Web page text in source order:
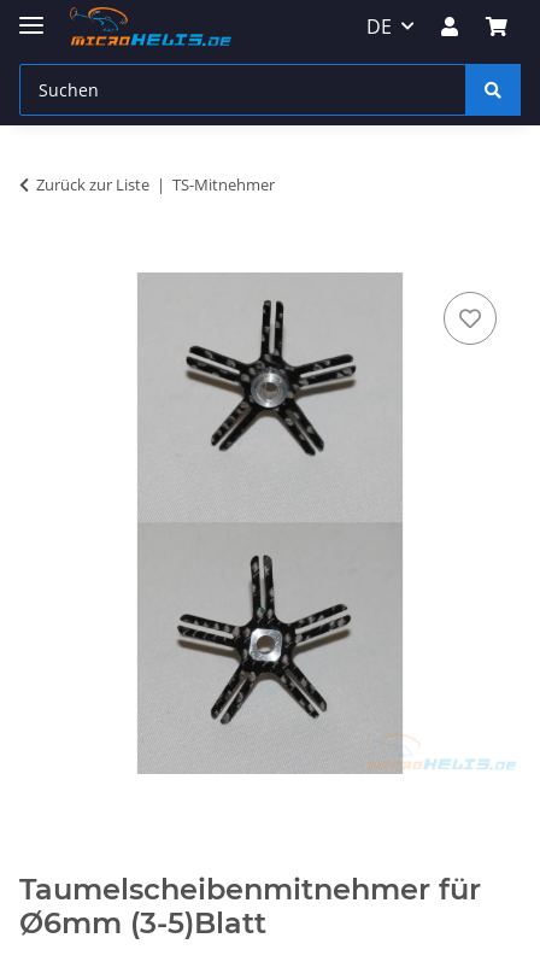
DE
Zurück zur Liste TS-Mitnehmer
Taumelscheibenmitnehmer für
Ø6mm (3-5)Blatt